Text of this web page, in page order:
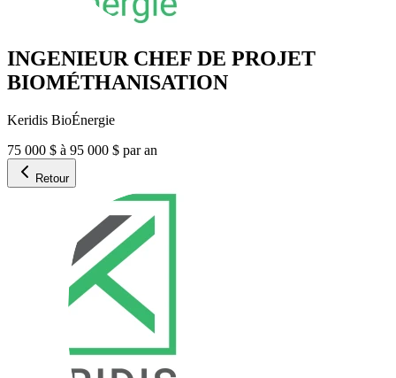
INGENIEUR CHEF DE PROJET
BIOMÉTHANISATION
Keridis BioÉnergie
75 000 $ à 95 000 $ par an
Retour